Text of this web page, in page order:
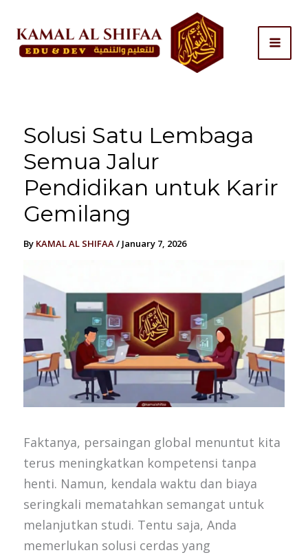
content
Solusi Satu Lembaga
Semua Jalur
Pendidikan untuk Karir
Gemilang
By KAMAL AL SHIFAA/ January 7, 2026
Faktanya, persaingan global menuntut kita
terus meningkatkan kompetensi tanpa
henti. Namun, kendala waktu dan biaya
seringkali mematahkan semangat untuk
melanjutkan studi. Tentu saja, Anda
memerlukan solusi cerdas yang